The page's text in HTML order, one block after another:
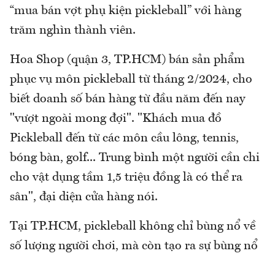
“mua bán vợt phụ kiện pickleball” với hàng
trăm nghìn thành viên.
Hoa Shop (quận 3, TP.HCM) bán sản phẩm
phục vụ môn pickleball từ tháng 2/2024, cho
biết doanh số bán hàng từ đầu năm đến nay
"vượt ngoài mong đợi". "Khách mua đồ
Pickleball đến từ các môn cầu lông, tennis,
bóng bàn, golf... Trung bình một người cần chi
cho vật dụng tầm 1,5 triệu đồng là có thể ra
sân", đại diện cửa hàng nói.
Tại TP.HCM, pickleball không chỉ bùng nổ về
số lượng người chơi, mà còn tạo ra sự bùng nổ